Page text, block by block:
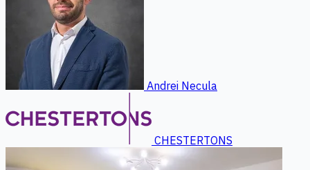
Andrei Necula
CHESTERTONS